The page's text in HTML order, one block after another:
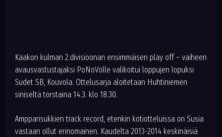
Kaakon kulman 2.divisioonan ensimmäisen play off – vaiheen
avausvastustajaksi PoNoVolle valikoitui loppujen lopuksi
Sudet SB, Kouvola. Ottelusarja aloitetaan Huhtiniemen
siniseltä torstaina 14.3. klo 18.30.
Ampparisukkien track record, etenkin kotiotteluissa on Susia
vastaan ollut erinomainen. Kaudelta 2013-2014 keskinäisiä